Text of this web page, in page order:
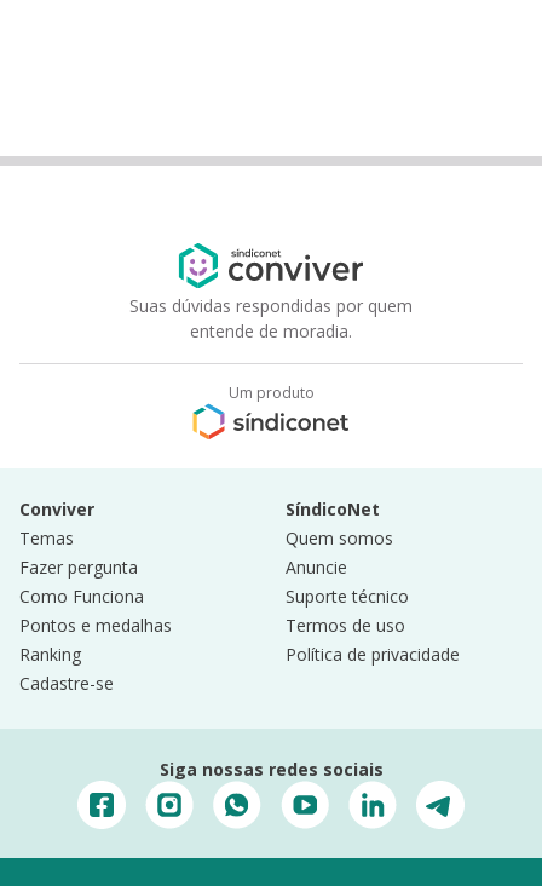
Suas dúvidas respondidas por quem
entende de moradia.
Um produto
Conviver
Temas
Fazer pergunta
Como Funciona
Pontos e medalhas
Ranking
Cadastre-se
SíndicoNet
Quem somos
Anuncie
Suporte técnico
Termos de uso
Política de privacidade
Siga nossas redes sociais